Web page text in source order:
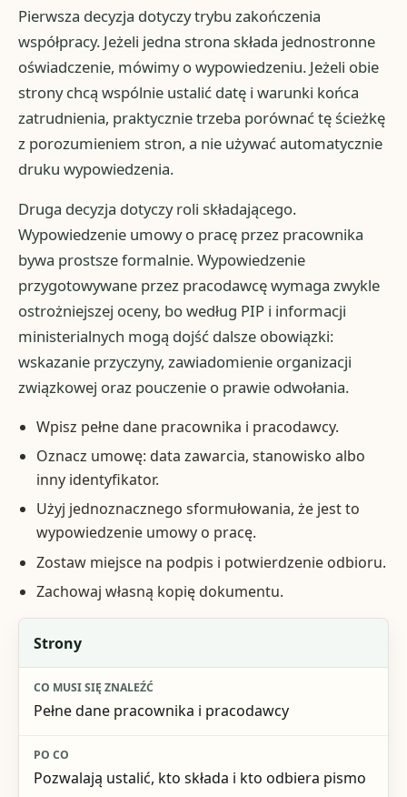
Pierwsza decyzja dotyczy trybu zakończenia
współpracy. Jeżeli jedna strona składa jednostronne
oświadczenie, mówimy o wypowiedzeniu. Jeżeli obie
strony chcą wspólnie ustalić datę i warunki końca
zatrudnienia, praktycznie trzeba porównać tę ścieżkę
z porozumieniem stron, a nie używać automatycznie
druku wypowiedzenia.
Druga decyzja dotyczy roli składającego.
Wypowiedzenie umowy o pracę przez pracownika
bywa prostsze formalnie. Wypowiedzenie
przygotowywane przez pracodawcę wymaga zwykle
ostrożniejszej oceny, bo według PIP i informacji
ministerialnych mogą dojść dalsze obowiązki:
wskazanie przyczyny, zawiadomienie organizacji
związkowej oraz pouczenie o prawie odwołania.
Wpisz pełne dane pracownika i pracodawcy.
Oznacz umowę: data zawarcia, stanowisko albo
inny identyfikator.
Użyj jednoznacznego sformułowania, że jest to
wypowiedzenie umowy o pracę.
Zostaw miejsce na podpis i potwierdzenie odbioru.
Zachowaj własną kopię dokumentu.
Element
Co musi się znaleźć
Strony
Pełne dane pracownika i pracodawcy
Pozwalają ustalić, kto składa i kto odbiera pismo